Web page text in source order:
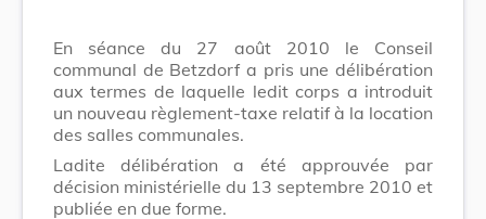
En séance du 27 août 2010 le Conseil
communal de Betzdorf a pris une délibération
aux termes de laquelle ledit corps a introduit
un nouveau règlement-taxe relatif à la location
des salles communales.
Ladite délibération a été approuvée par
décision ministérielle du 13 septembre 2010 et
publiée en due forme.